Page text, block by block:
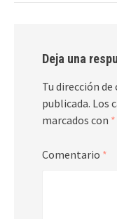
Deja una
Tu dirección
publicada. Los
marcados con *
Comentario *